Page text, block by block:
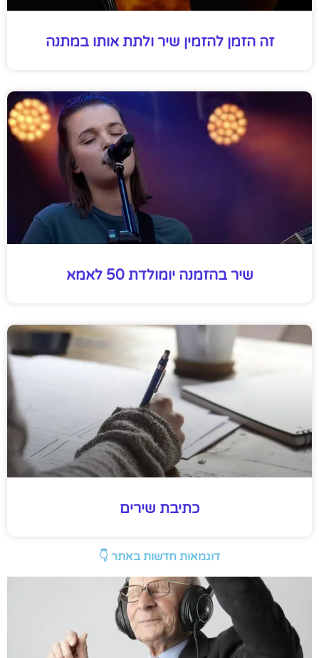
זה הזמן להזמין שיר ולתת אותו במתנה
שיר בהזמנה יומולדת 50 לאמא
כתיבת שירים
דוגמאות חדשות באתר 👇